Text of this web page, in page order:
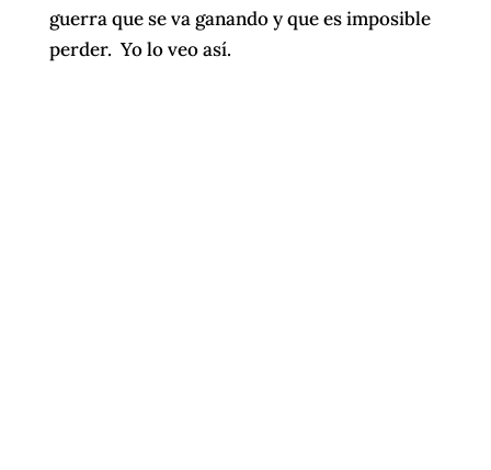
guerra que se va ganando y que es imposible
perder. Yo lo veo así.